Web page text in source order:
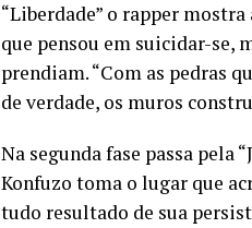
“Liberdade” o rapper
que pensou em suicidar-se,
prendiam. “Com as pedras
de verdade, os muros
Na segunda fase passa pela
Konfuzo toma o lugar que
tudo resultado de sua